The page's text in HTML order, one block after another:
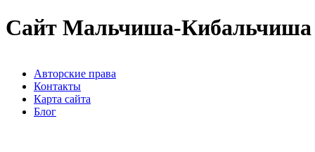
Сайт Мальчиша-Кибальчиша
Авторские права
Контакты
Карта сайта
Блог